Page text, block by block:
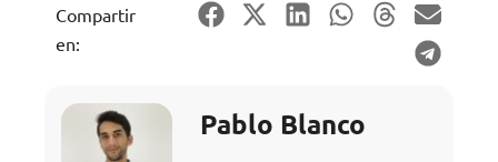
Compartir
en:
Pablo Blanco